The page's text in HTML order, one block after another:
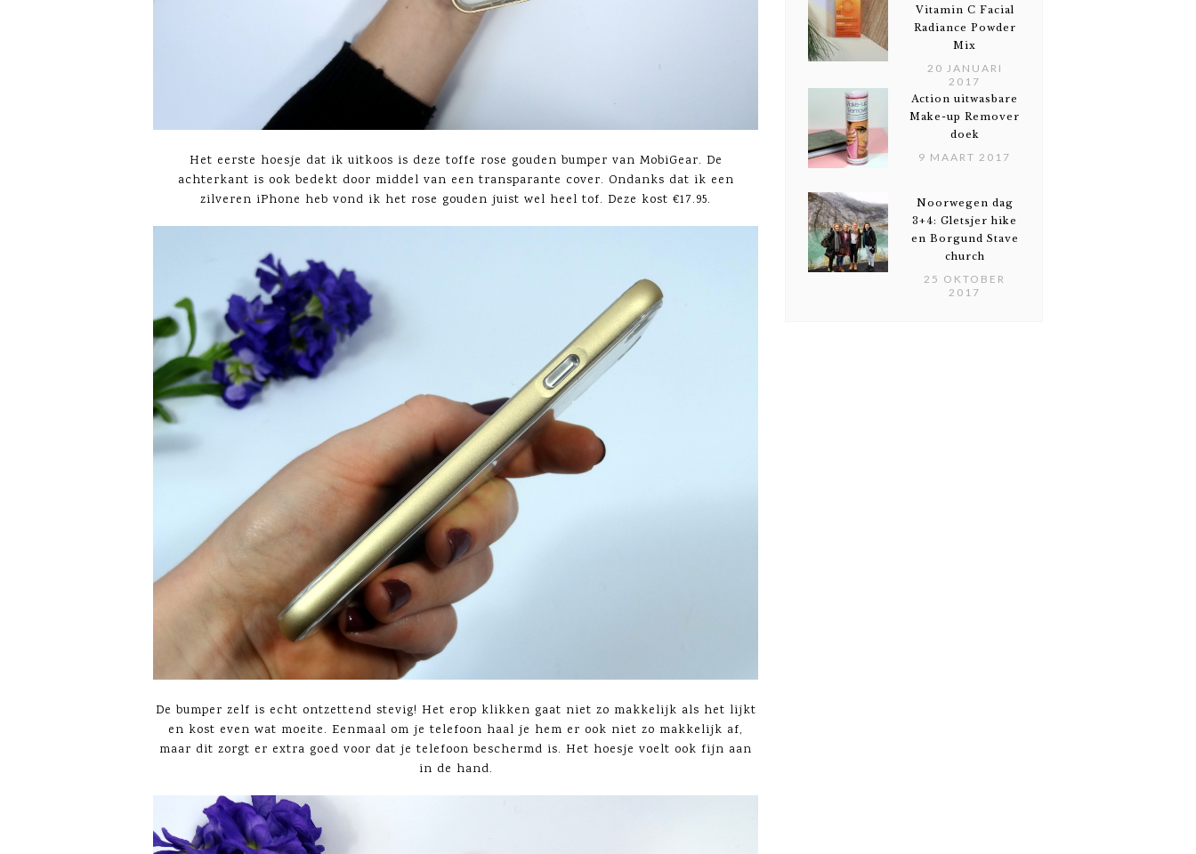
Het eerste hoesje dat ik uitkoos is deze toffe rose gouden bumper van MobiGear. De
achterkant is ook bedekt door middel van een transparante cover. Ondanks dat ik een
zilveren iPhone heb vond ik het rose gouden juist wel heel tof. Deze kost €17.95.
De bumper zelf is echt ontzettend stevig! Het erop klikken gaat niet zo makkelijk als het lijkt
en kost even wat moeite. Eenmaal om je telefoon haal je hem er ook niet zo makkelijk af,
maar dit zorgt er extra goed voor dat je telefoon beschermd is. Het hoesje voelt ook fijn aan
in de hand.
Vitamin C Facial
Radiance Powder
Mix
20 JANUARI
2017
Action uitwasbare
Make-up Remover
doek
9 MAART 2017
Noorwegen dag
3+4: Gletsjer hike
en Borgund Stave
church
25 OKTOBER
2017